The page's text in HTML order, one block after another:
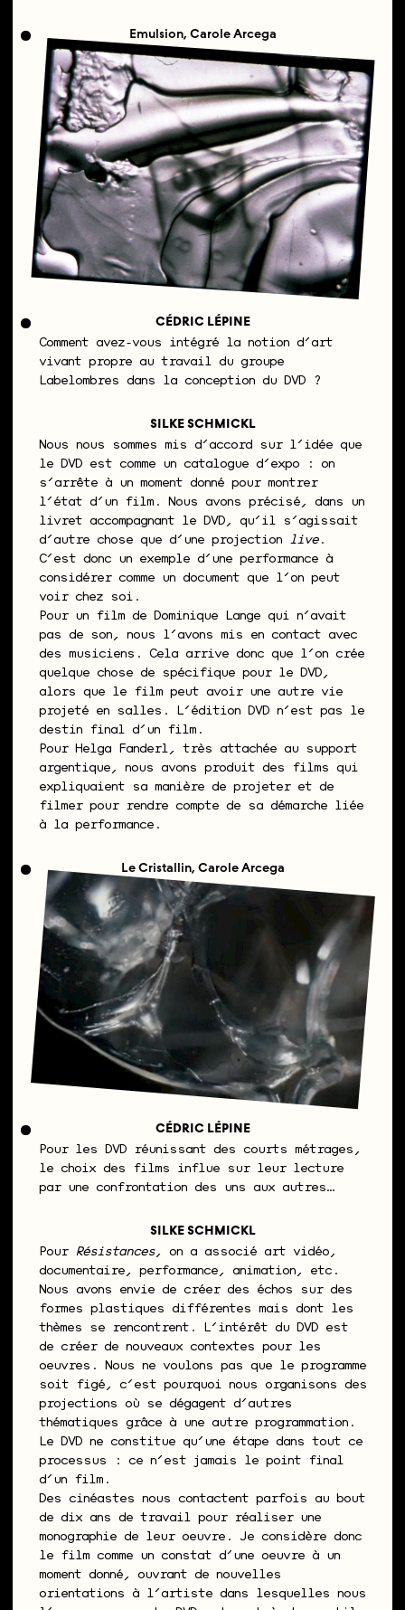
Emulsion, Carole Arcega
CÉDRIC LÉPINE
Comment avez-vous intégré la notion d’art
vivant propre au travail du groupe
Labelombres dans la conception du DVD ?
SILKE SCHMICKL
Nous nous sommes mis d’accord sur l’idée que
le DVD est comme un catalogue d’expo : on
s’arrête à un moment donné pour montrer
l’état d’un film. Nous avons précisé, dans un
livret accompagnant le DVD, qu’il s’agissait
d’autre chose que d’une projection live.
C’est donc un exemple d’une performance à
considérer comme un document que l’on peut
voir chez soi.
Pour un film de Dominique Lange qui n’avait
pas de son, nous l’avons mis en contact avec
des musiciens. Cela arrive donc que l’on crée
quelque chose de spécifique pour le DVD,
alors que le film peut avoir une autre vie
projeté en salles. L’édition DVD n’est pas le
destin final d’un film.
Pour Helga Fanderl, très attachée au support
argentique, nous avons produit des films qui
expliquaient sa manière de projeter et de
filmer pour rendre compte de sa démarche liée
à la performance.
Le Cristallin, Carole Arcega
CÉDRIC LÉPINE
Pour les DVD réunissant des courts métrages,
le choix des films influe sur leur lecture
par une confrontation des uns aux autres…
SILKE SCHMICKL
Pour Résistances, on a associé art vidéo,
documentaire, performance, animation, etc.
Nous avons envie de créer des échos sur des
formes plastiques différentes mais dont les
thèmes se rencontrent. L’intérêt du DVD est
de créer de nouveaux contextes pour les
oeuvres. Nous ne voulons pas que le programme
soit figé, c’est pourquoi nous organisons des
projections où se dégagent d’autres
thématiques grâce à une autre programmation.
Le DVD ne constitue qu’une étape dans tout ce
processus : ce n’est jamais le point final
d’un film.
Des cinéastes nous contactent parfois au bout
de dix ans de travail pour réaliser une
monographie de leur oeuvre. Je considère donc
le film comme un constat d’une oeuvre à un
moment donné, ouvrant de nouvelles
orientations à l’artiste dans lesquelles nous